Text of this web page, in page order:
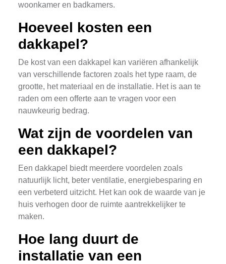
woonkamer en badkamers.
Hoeveel kosten een
dakkapel?
De kost van een dakkapel kan variëren afhankelijk
van verschillende factoren zoals het type raam, de
grootte, het materiaal en de installatie. Het is aan te
raden om een offerte aan te vragen voor een
nauwkeurig bedrag.
Wat zijn de voordelen van
een dakkapel?
Een dakkapel biedt meerdere voordelen zoals
natuurlijk licht, beter ventilatie, energiebesparing en
een verbeterd uitzicht. Het kan ook de waarde van je
huis verhogen door de ruimte aantrekkelijker te
maken.
Hoe lang duurt de
installatie van een